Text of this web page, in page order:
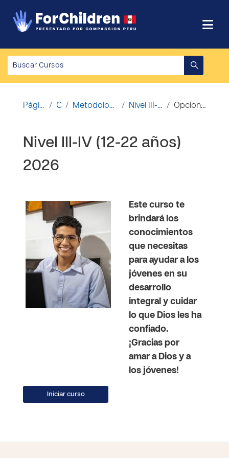
Página Principal Cursos Metodología de la enseñanza - APV Nivel III-IV (12-22 años) 2026 Opciones de matriculación
Nivel III-IV (12-22 años)
2026
Este curso te
brindará los
conocimientos
que necesitas
para ayudar a los
jóvenes en su
desarrollo
integral y cuidar
lo que Dios les ha
confiado.
¡Gracias por
amar a Dios y a
los jóvenes!